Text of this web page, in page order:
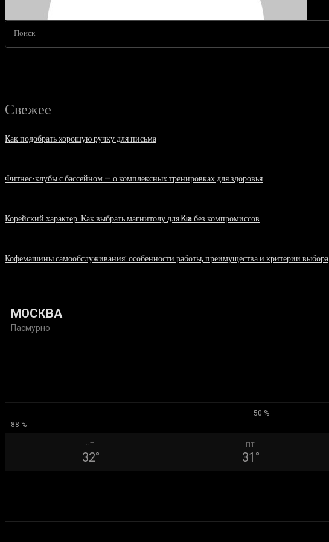
Поиск
Свежее
Как подобрать хорошую ручку для письма
Фитнес-клубы с бассейном — о комплексных тренировках для здоровья
Корейский характер: Как выбрать магнитолу для Kia без компромиссов
Кофемашины самообслуживания: особенности работы, преимущества и критерии выбора
МОСКВА
Пасмурно
50 %
88 %
ЧТ
32°
ПТ
31 °